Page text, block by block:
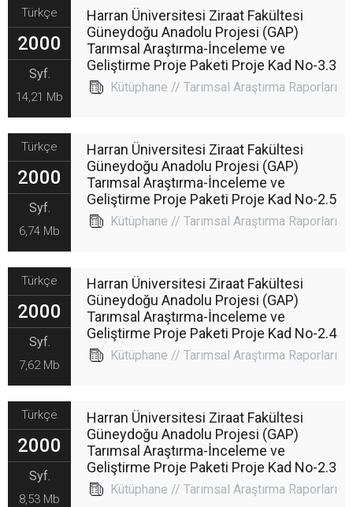
Türkçe
2000
Syf.
14,21 Mb
Harran Üniversitesi Ziraat Fakültesi
Güneydoğu Anadolu Projesi (GAP)
Tarımsal Araştırma-İnceleme ve
Geliştirme Proje Paketi Proje Kad No-3.3
Kütüphane // Tarımsal Araştırma Raporları
Türkçe
2000
Syf.
6,74 Mb
Harran Üniversitesi Ziraat Fakültesi
Güneydoğu Anadolu Projesi (GAP)
Tarımsal Araştırma-İnceleme ve
Geliştirme Proje Paketi Proje Kad No-2.5
Kütüphane // Tarımsal Araştırma Raporları
Türkçe
2000
Syf.
7,62 Mb
Harran Üniversitesi Ziraat Fakültesi
Güneydoğu Anadolu Projesi (GAP)
Tarımsal Araştırma-İnceleme ve
Geliştirme Proje Paketi Proje Kad No-2.4
Kütüphane // Tarımsal Araştırma Raporları
Türkçe
2000
Syf.
8,53 Mb
Harran Üniversitesi Ziraat Fakültesi
Güneydoğu Anadolu Projesi (GAP)
Tarımsal Araştırma-İnceleme ve
Geliştirme Proje Paketi Proje Kad No-2.3
Kütüphane // Tarımsal Araştırma Raporları